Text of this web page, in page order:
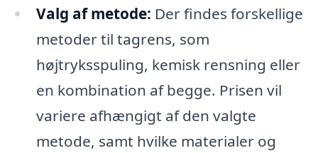
Valg af metode: Der findes forskellige
metoder til tagrens, som
højtryksspuling, kemisk rensning eller
en kombination af begge. Prisen vil
variere afhængigt af den valgte
metode, samt hvilke materialer og